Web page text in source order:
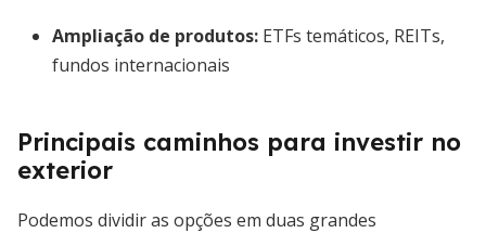
Ampliação de produtos: ETFs temáticos, REITs,
fundos internacionais
Principais caminhos para investir no
exterior
Podemos dividir as opções em duas grandes